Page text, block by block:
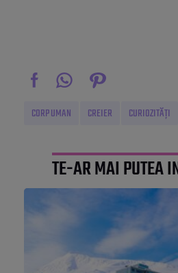
CORP UMAN CREIER CURIOZITĂȚI
TE-AR MAI PUTEA